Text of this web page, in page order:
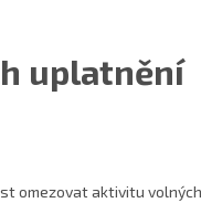
uplatnění
omezovat aktivitu